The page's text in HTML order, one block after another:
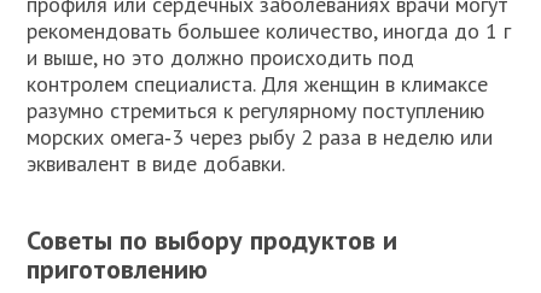
рекомендовать большее количество, иногда до 1 г
и выше, но это должно происходить под
контролем специалиста. Для женщин в климаксе
разумно стремиться к регулярному поступлению
морских омега‑3 через рыбу 2 раза в неделю или
эквивалент в виде добавки.
Советы по выбору продуктов и
приготовлению